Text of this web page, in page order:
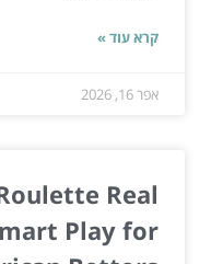
קרא עוד »
אפר 16, 2026
Real
Play for